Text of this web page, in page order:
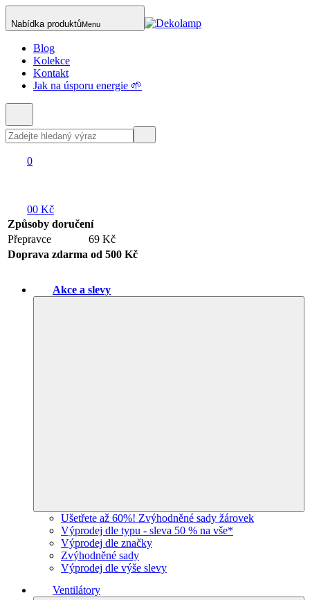
Nabídka produktůMenu
Blog
Kolekce
Kontakt
Jak na úsporu energie 🌱
0
00 Kč
Způsoby doručení
Přepravce
69 Kč
Doprava zdarma od 500 Kč
Akce a slevy
Ušetřete až 60%! Zvýhodněné sady žárovek
Výprodej dle typu - sleva 50 % na vše*
Výprodej dle značky
Zvýhodněné sady
Výprodej dle výše slevy
Ventilátory